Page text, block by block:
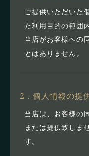
ご提供いただいた
た利用目的の範囲
当店がお客様への
とはありません。
2．個人情報の提
当店は、お客様の
または提供致しま
す。